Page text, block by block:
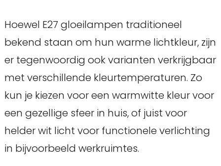
Hoewel E27 gloeilampen traditioneel
bekend staan om hun warme lichtkleur, zijn
er tegenwoordig ook varianten verkrijgbaar
met verschillende kleurtemperaturen. Zo
kun je kiezen voor een warmwitte kleur voor
een gezellige sfeer in huis, of juist voor
helder wit licht voor functionele verlichting
in bijvoorbeeld werkruimtes.